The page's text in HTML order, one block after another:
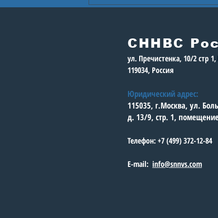
Игры будущего
СННВС
ул. Пречистенка, 10/2 стр
119034, Россия
Юридический адрес:
115035, г.Москва, ул.
д. 13/9, стр. 1,
Телефон: +7 (499) 372-12-84
E-mail: info@snnvs.com